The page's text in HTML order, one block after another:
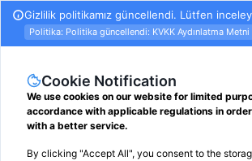
ÜYE OL